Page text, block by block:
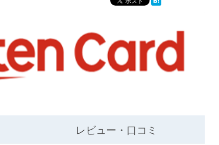
レビュー・口コミ